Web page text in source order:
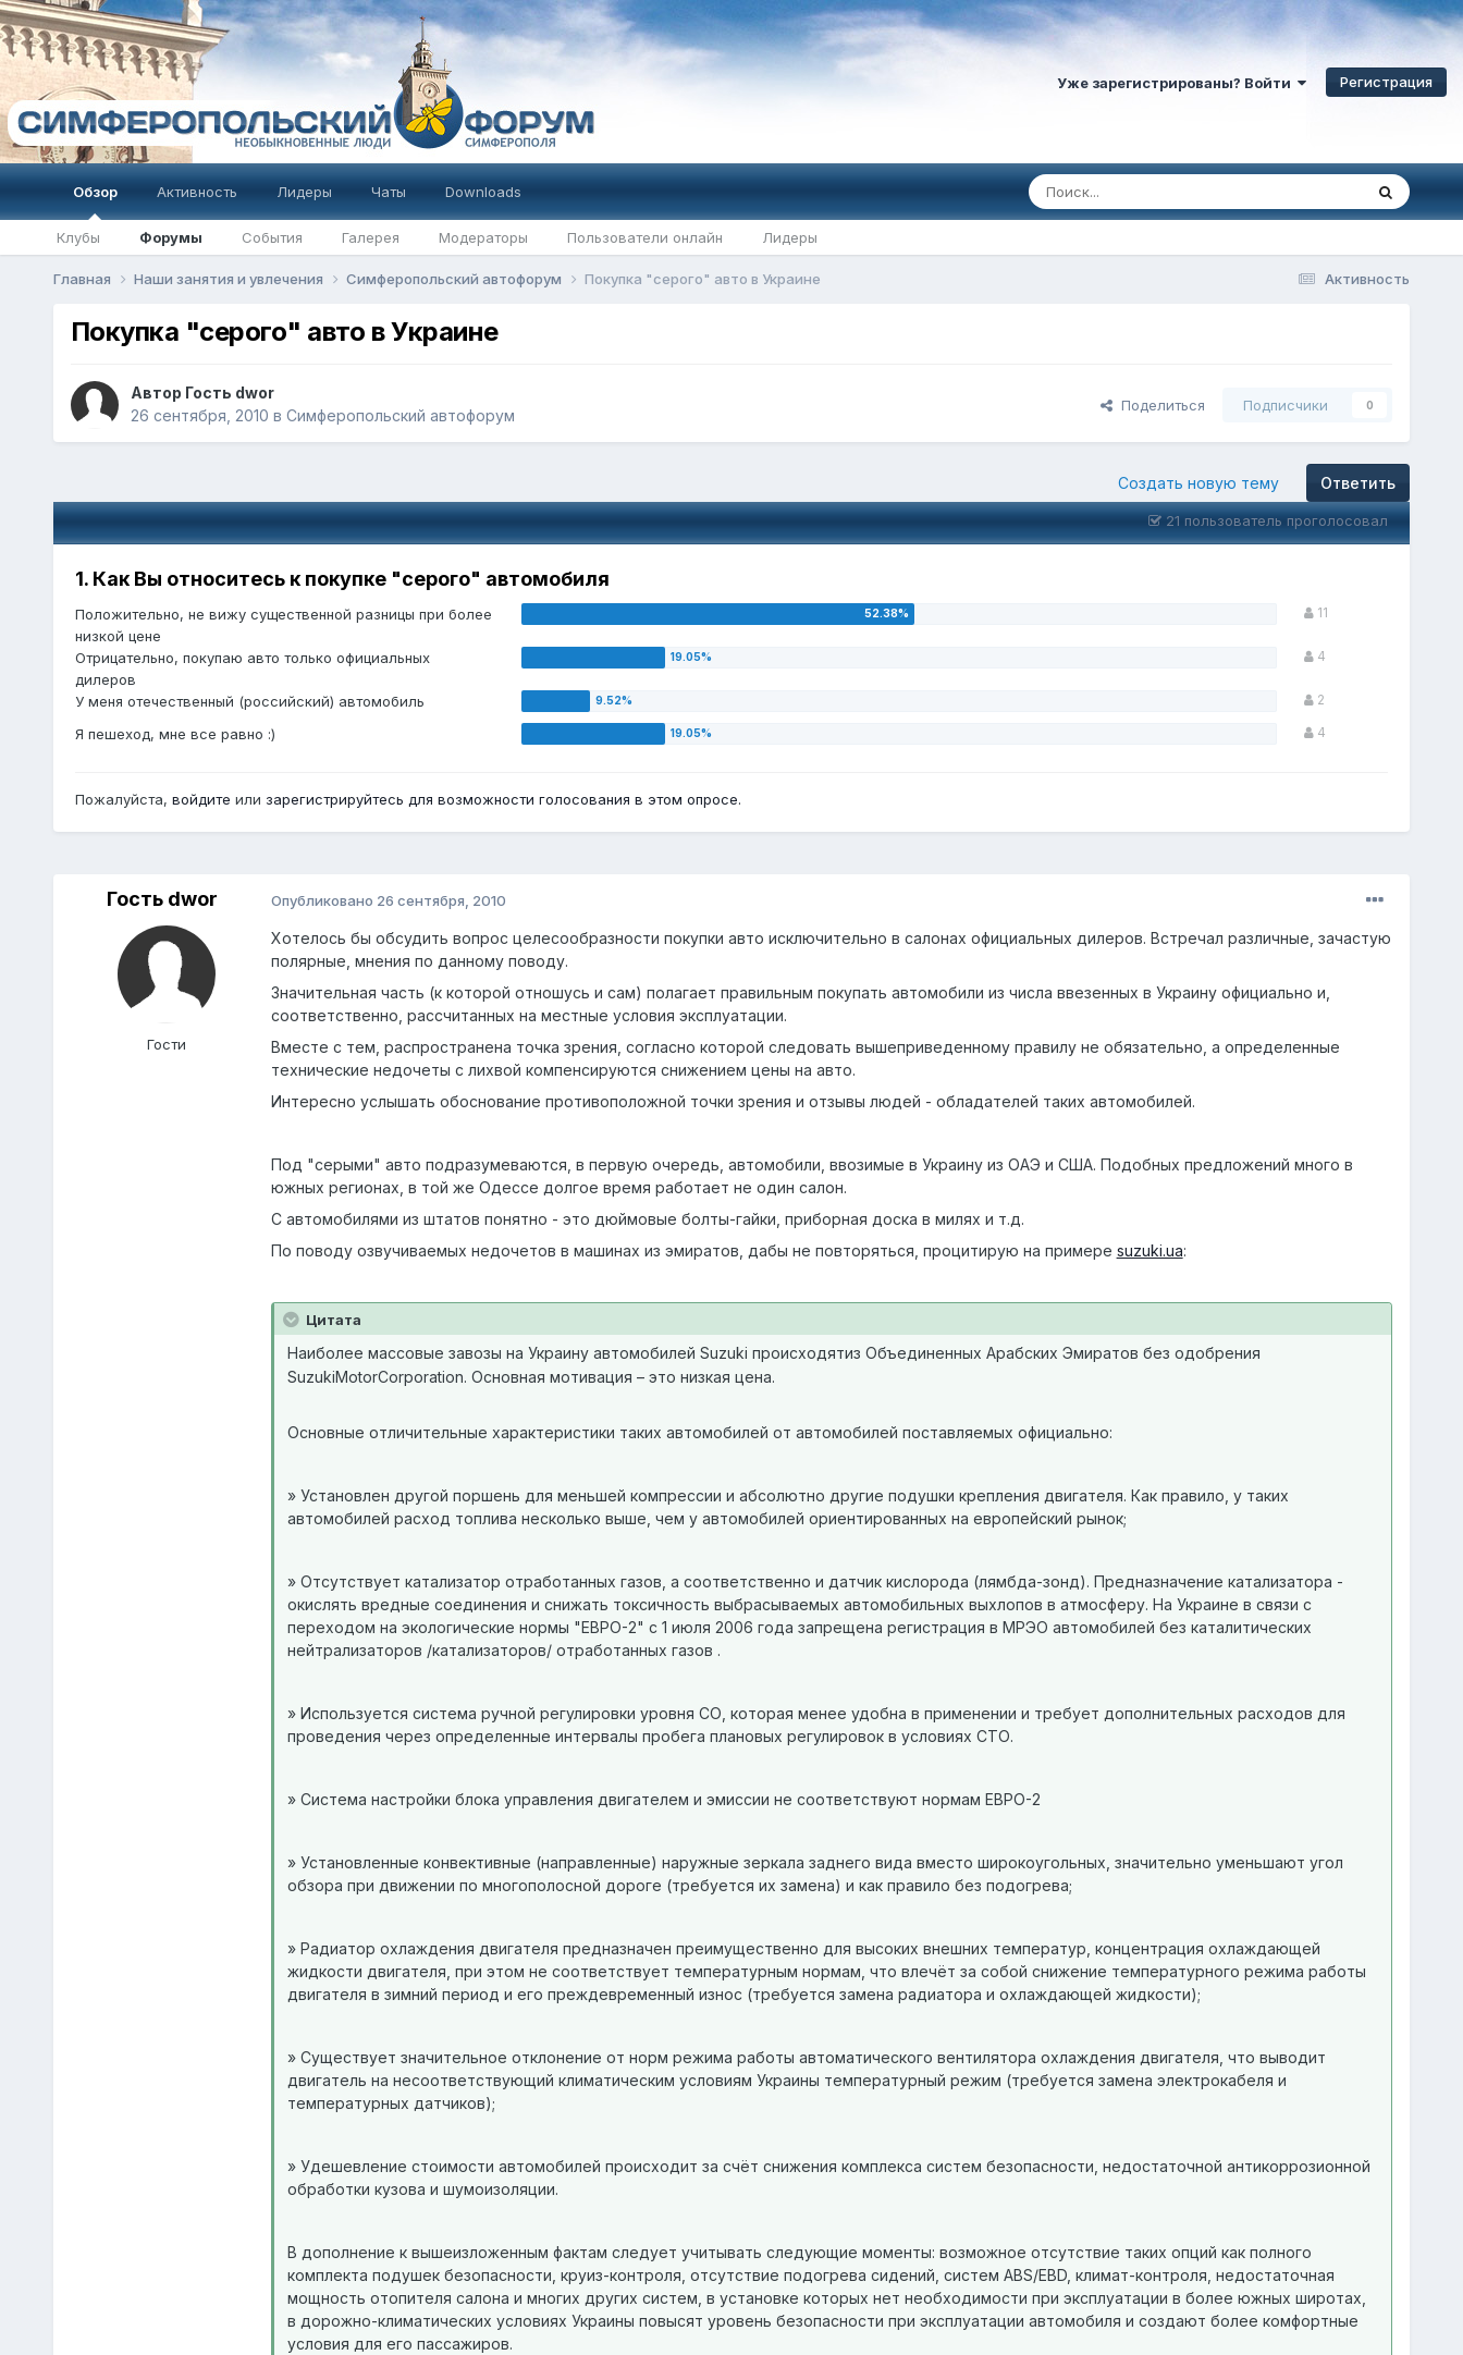
Уже зарегистрированы? Войти Регистрация
Обзор
Клубы Форумы События Галерея Модераторы Пользователи онлайн Лидеры
Активность Лидеры Чаты Downloads
Активность
Главная Наши занятия и увлечения Симферопольский автофорум Покупка "серого" авто в Украине
Покупка "серого" авто в Украине
Автор Гость dwor
26 сентября, 2010 в Симферопольский автофорум
Поделиться Подписчики 0
Ответить
Создать новую тему
21 пользователь проголосовал
1. Как Вы относитесь к покупке "серого" автомобиля
Положительно, не вижу существенной разницы при более
низкой цене
11
Отрицательно, покупаю авто только официальных
дилеров
4
У меня отечественный (российский) автомобиль 2
Я пешеход, мне все равно :) 4
Пожалуйста, войдите или зарегистрируйтесь для возможности голосования в этом опросе.
Гость dwor
Гости
Опубликовано 26 сентября, 2010
Хотелось бы обсудить вопрос целесообразности покупки авто исключительно в салонах официальных дилеров. Встречал различные, зачастую
полярные, мнения по данному поводу.
Значительная часть (к которой отношусь и сам) полагает правильным покупать автомобили из числа ввезенных в Украину официально и,
соответственно, рассчитанных на местные условия эксплуатации.
Вместе с тем, распространена точка зрения, согласно которой следовать вышеприведенному правилу не обязательно, а определенные
технические недочеты с лихвой компенсируются снижением цены на авто.
Интересно услышать обоснование противоположной точки зрения и отзывы людей - обладателей таких автомобилей.
Под "серыми" авто подразумеваются, в первую очередь, автомобили, ввозимые в Украину из ОАЭ и США. Подобных предложений много в
южных регионах, в той же Одессе долгое время работает не один салон.
С автомобилями из штатов понятно - это дюймовые болты-гайки, приборная доска в милях и т.д.
По поводу озвучиваемых недочетов в машинах из эмиратов, дабы не повторяться, процитирую на примере suzuki.ua:
Цитата
Наиболее массовые завозы на Украину автомобилей Suzuki происходятиз Объединенных Арабских Эмиратов без одобрения
SuzukiMotorCorporation. Основная мотивация – это низкая цена.
Основные отличительные характеристики таких автомобилей от автомобилей поставляемых официально:
» Установлен другой поршень для меньшей компрессии и абсолютно другие подушки крепления двигателя. Как правило, у таких
автомобилей расход топлива несколько выше, чем у автомобилей ориентированных на европейский рынок;
» Отсутствует катализатор отработанных газов, а соответственно и датчик кислорода (лямбда-зонд). Предназначение катализатора -
окислять вредные соединения и снижать токсичность выбрасываемых автомобильных выхлопов в атмосферу. На Украине в связи с
переходом на экологические нормы "ЕВРО-2" с 1 июля 2006 года запрещена регистрация в МРЭО автомобилей без каталитических
нейтрализаторов /катализаторов/ отработанных газов .
» Используется система ручной регулировки уровня СО, которая менее удобна в применении и требует дополнительных расходов для
проведения через определенные интервалы пробега плановых регулировок в условиях СТО.
» Система настройки блока управления двигателем и эмиссии не соответствуют нормам ЕВРО-2
» Установленные конвективные (направленные) наружные зеркала заднего вида вместо широкоугольных, значительно уменьшают угол
обзора при движении по многополосной дороге (требуется их замена) и как правило без подогрева;
» Радиатор охлаждения двигателя предназначен преимущественно для высоких внешних температур, концентрация охлаждающей
жидкости двигателя, при этом не соответствует температурным нормам, что влечёт за собой снижение температурного режима работы
двигателя в зимний период и его преждевременный износ (требуется замена радиатора и охлаждающей жидкости);
» Существует значительное отклонение от норм режима работы автоматического вентилятора охлаждения двигателя, что выводит
двигатель на несоответствующий климатическим условиям Украины температурный режим (требуется замена электрокабеля и
температурных датчиков);
» Удешевление стоимости автомобилей происходит за счёт снижения комплекса систем безопасности, недостаточной антикоррозионной
обработки кузова и шумоизоляции.
В дополнение к вышеизложенным фактам следует учитывать следующие моменты: возможное отсутствие таких опций как полного
комплекта подушек безопасности, круиз-контроля, отсутствие подогрева сидений, систем АВS/EBD, климат-контроля, недостаточная
мощность отопителя салона и многих других систем, в установке которых нет необходимости при эксплуатации в более южных широтах,
в дорожно-климатических условиях Украины повысят уровень безопасности при эксплуатации автомобиля и создают более комфортные
условия для его пассажиров.